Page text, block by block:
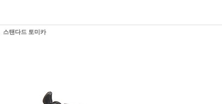
스탠다드 토미카